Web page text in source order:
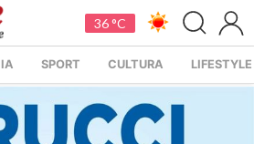
36 °C
SPORT CULTURA LIFESTYLE